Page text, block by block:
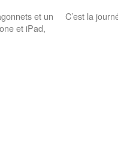
et un
et iPad,
C’est la